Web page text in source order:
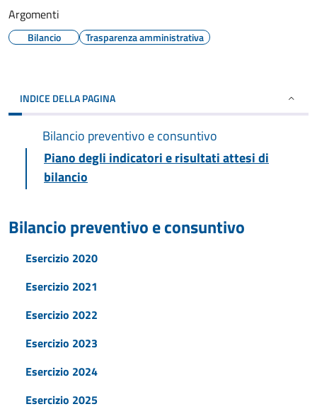
Argomenti
Bilancio Trasparenza amministrativa
INDICE DELLA PAGINA
Bilancio preventivo e consuntivo
Piano degli indicatori e risultati attesi di
bilancio
Bilancio preventivo e consuntivo
Esercizio 2020
Esercizio 2021
Esercizio 2022
Esercizio 2023
Esercizio 2024
Esercizio 2025